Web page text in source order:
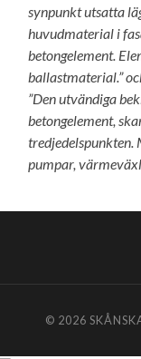
synpunkt utsatta
huvudmaterial i
betongelement.
ballastmaterial.”
”Den utvändiga
betongelement,
tredjedelspunkten.
pumpar,
© 2026